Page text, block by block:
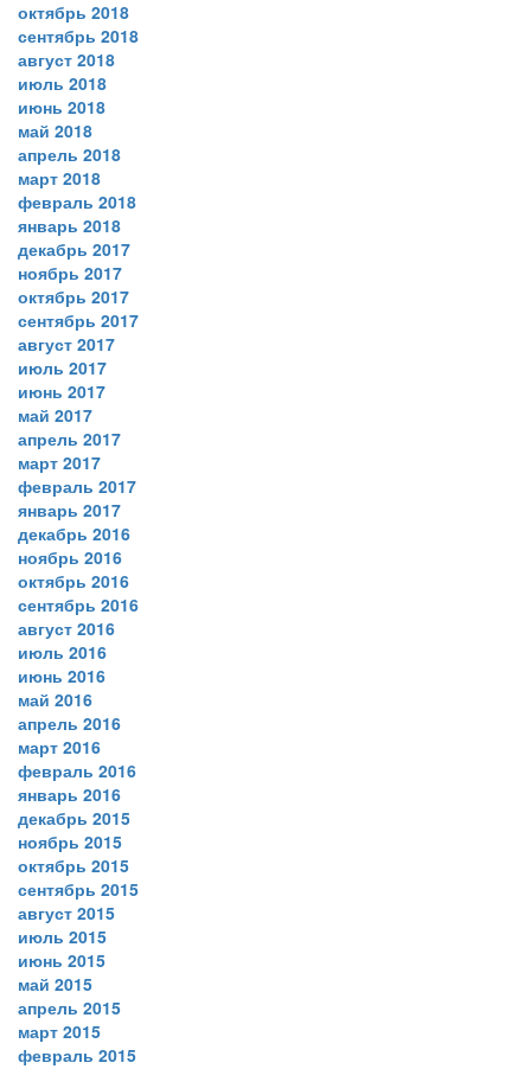
октябрь 2018
сентябрь 2018
август 2018
июль 2018
июнь 2018
май 2018
апрель 2018
март 2018
февраль 2018
январь 2018
декабрь 2017
ноябрь 2017
октябрь 2017
сентябрь 2017
август 2017
июль 2017
июнь 2017
май 2017
апрель 2017
март 2017
февраль 2017
январь 2017
декабрь 2016
ноябрь 2016
октябрь 2016
сентябрь 2016
август 2016
июль 2016
июнь 2016
май 2016
апрель 2016
март 2016
февраль 2016
январь 2016
декабрь 2015
ноябрь 2015
октябрь 2015
сентябрь 2015
август 2015
июль 2015
июнь 2015
май 2015
апрель 2015
март 2015
февраль 2015